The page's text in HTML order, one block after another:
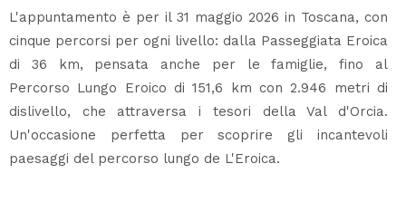
L'appuntamento è per il 31 maggio 2026 in Toscana, con
cinque percorsi per ogni livello: dalla Passeggiata Eroica
di 36 km, pensata anche per le famiglie, fino al
Percorso Lungo Eroico di 151,6 km con 2.946 metri di
dislivello, che attraversa i tesori della Val d'Orcia.
Un'occasione perfetta per scoprire gli incantevoli
paesaggi del percorso lungo de L'Eroica.